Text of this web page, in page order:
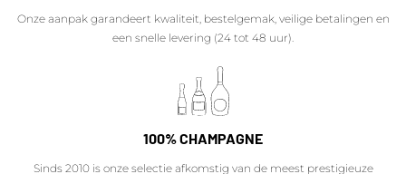
Onze aanpak garandeert kwaliteit, bestelgemak, veilige betalingen en
een snelle levering (24 tot 48 uur).
100% CHAMPAGNE
Sinds 2010 is onze selectie afkomstig van de meest prestigieuze